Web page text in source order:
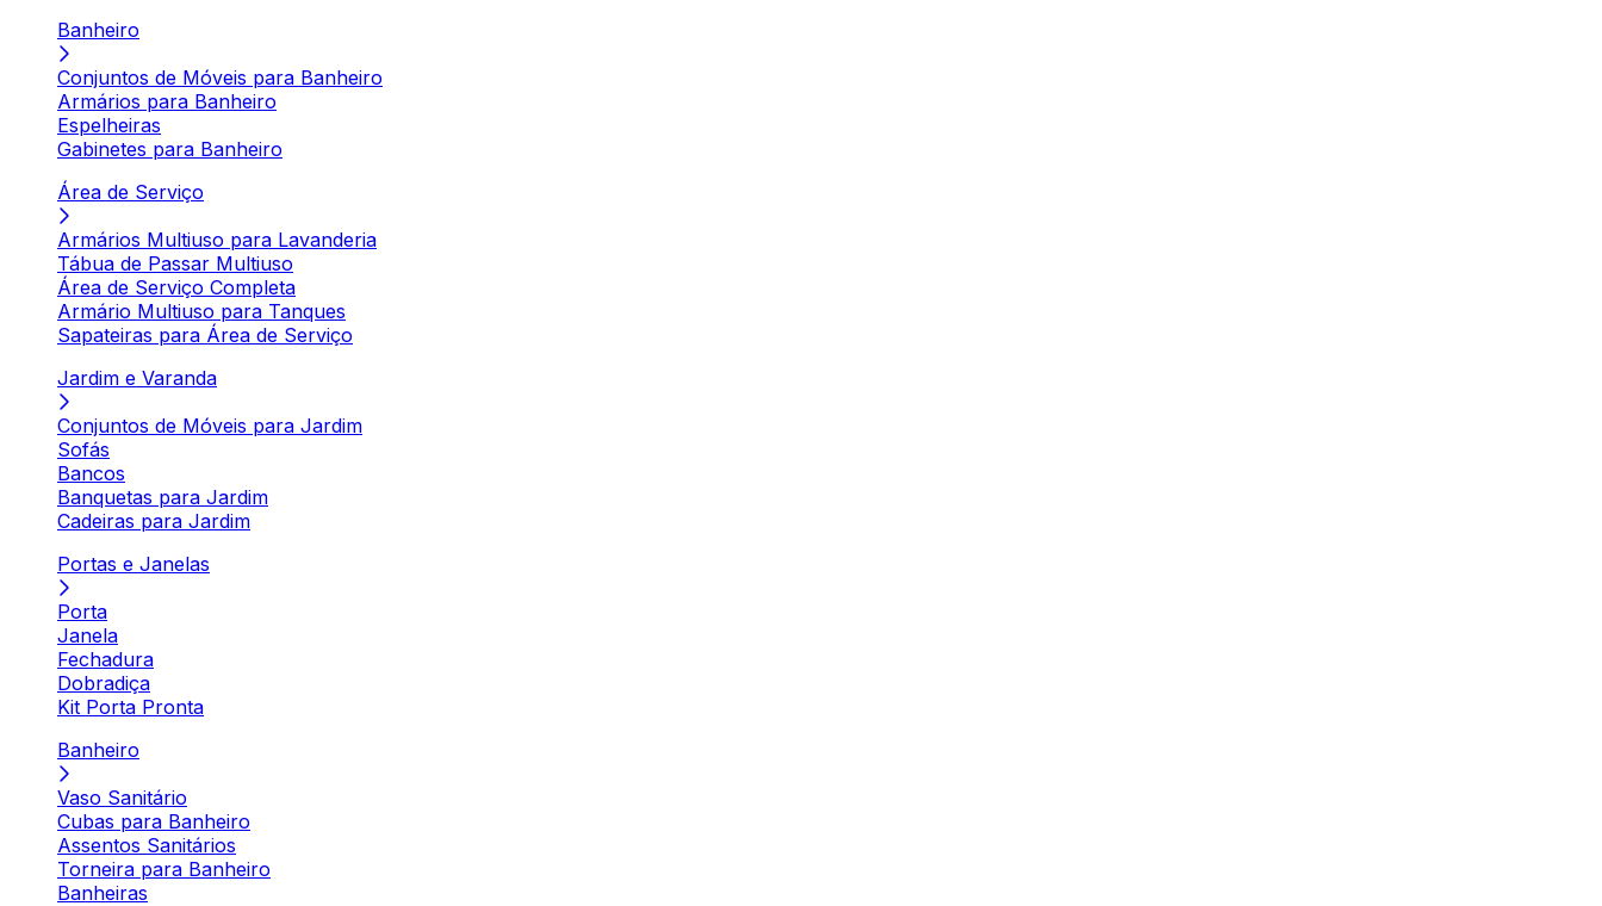
Banheiro
Conjuntos de Móveis para Banheiro
Armários para Banheiro
Espelheiras
Gabinetes para Banheiro
Área de Serviço
Armários Multiuso para Lavanderia
Tábua de Passar Multiuso
Área de Serviço Completa
Armário Multiuso para Tanques
Sapateiras para Área de Serviço
Jardim e Varanda
Conjuntos de Móveis para Jardim
Sofás
Bancos
Banquetas para Jardim
Cadeiras para Jardim
Portas e Janelas
Porta
Janela
Fechadura
Dobradiça
Kit Porta Pronta
Banheiro
Vaso Sanitário
Cubas para Banheiro
Assentos Sanitários
Torneira para Banheiro
Banheiras